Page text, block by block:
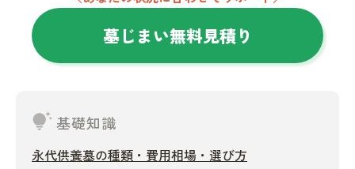
墓じまい無料見積り
tips_and_updates基礎知識
永代供養墓の種類・費用相場・選び方